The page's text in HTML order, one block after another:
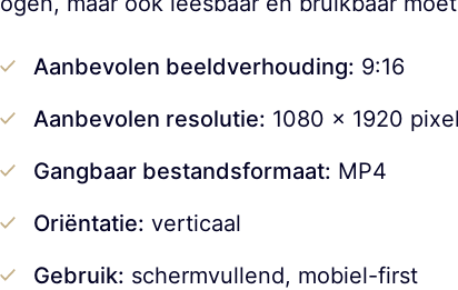
Aanbevolen beeldverhouding: 9:16
Aanbevolen resolutie: 1080 x 1920
Gangbaar bestandsformaat: MP4
Oriëntatie: verticaal
Gebruik: schermvullend, mobiel-first